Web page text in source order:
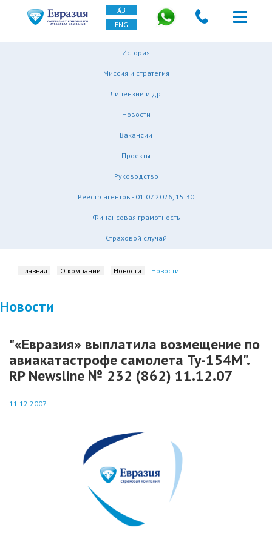
ҚАЗ
ENG
История
Миссия и стратегия
Лицензии и др.
Новости
Вакансии
Проекты
Руководство
Реестр агентов - 01.07.2026, 15:30
Финансовая грамотность
Страховой случай
Главная О компании Новости Новости
Новости
"«Евразия» выплатила возмещение по
авиакатастрофе самолета Ту-154М".
RP Newsline № 232 (862) 11.12.07
11.12.2007